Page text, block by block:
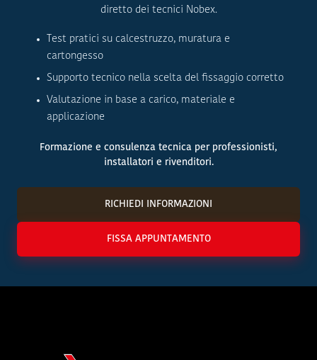
diretto dei tecnici Nobex.
Test pratici su calcestruzzo, muratura e
cartongesso
Supporto tecnico nella scelta del fissaggio corretto
Valutazione in base a carico, materiale e
applicazione
Formazione e consulenza tecnica per professionisti,
installatori e rivenditori.
RICHIEDI INFORMAZIONI
FISSA APPUNTAMENTO